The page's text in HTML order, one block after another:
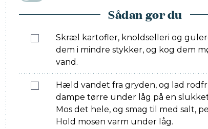
Sådan gør du
Skræl kartofler, knoldselleri og
dem i mindre stykker, og kog dem
vand.
Hæld vandet fra gryden, og lad
dampe tørre under låg på en
Mos det hele, og smag til med salt,
Hold mosen varm under låg.